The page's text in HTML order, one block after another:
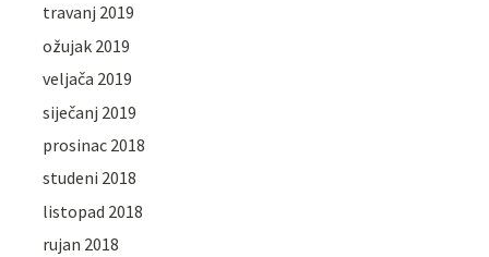
travanj 2019
ožujak 2019
veljača 2019
siječanj 2019
prosinac 2018
studeni 2018
listopad 2018
rujan 2018